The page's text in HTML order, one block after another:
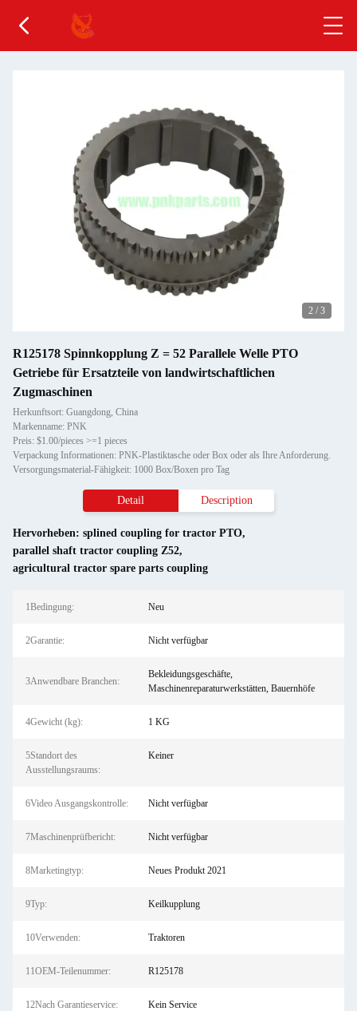
2 / 3
R125178 Spinnkopplung Z = 52 Parallele Welle PTO
Getriebe für Ersatzteile von landwirtschaftlichen
Zugmaschinen
Herkunftsort: Guangdong, China
Markenname: PNK
Preis: $1.00/pieces >=1 pieces
Verpackung Informationen: PNK-Plastiktasche oder Box oder als Ihre Anforderung.
Versorgungsmaterial-Fähigkeit: 1000 Box/Boxen pro Tag
Detail Description
Hervorheben: splined coupling for tractor PTO,
parallel shaft tractor coupling Z52,
agricultural tractor spare parts coupling
1Bedingung: Neu
2Garantie: Nicht verfügbar
3Anwendbare Branchen:
Bekleidungsgeschäfte,
Maschinenreparaturwerkstätten, Bauernhöfe
4Gewicht (kg): 1 KG
5Standort des
Ausstellungsraums:
Keiner
6Video Ausgangskontrolle: Nicht verfügbar
7Maschinenprüfbericht: Nicht verfügbar
8Marketingtyp: Neues Produkt 2021
9Typ: Keilkupplung
10Verwenden: Traktoren
11OEM-Teilenummer: R125178
12Nach Garantieservice: Kein Service